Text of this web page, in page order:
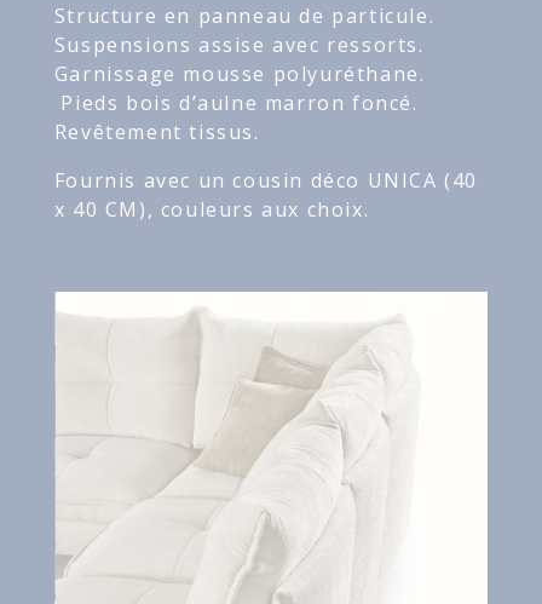
Structure en panneau de particule.
Suspensions assise avec ressorts.
Garnissage mousse polyuréthane.
Pieds bois d’aulne marron foncé.
Revêtement tissus.
Fournis avec un cousin déco UNICA (40
x 40 CM), couleurs aux choix.